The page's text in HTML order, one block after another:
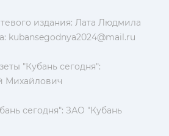
издания: Лата Людмила
kubansegodnya2024@mail.ru
"Кубань сегодня":
Михайлович
сегодня": ЗАО "Кубань